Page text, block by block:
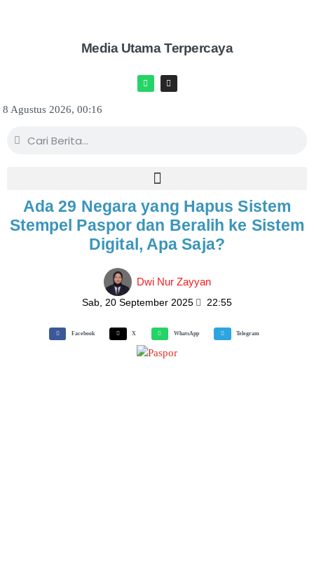
Media Utama Terpercaya
8 Agustus 2026, 00:16
Ada 29 Negara yang Hapus Sistem
Stempel Paspor dan Beralih ke Sistem
Digital, Apa Saja?
Dwi Nur Zayyan
Sab, 20 September 2025 22:55
Facebook X WhatsApp Telegram